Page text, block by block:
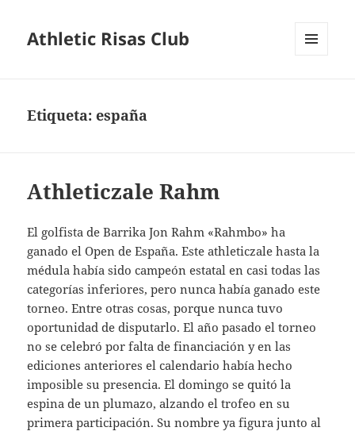
Athletic Risas Club
Etiqueta:españa
Athleticzale Rahm
El golfista de Barrika Jon Rahm «Rahmbo» ha
ganado el Open de España. Este athleticzale hasta la
médula había sido campeón estatal en casi todas las
categorías inferiores, pero nunca había ganado este
torneo. Entre otras cosas, porque nunca tuvo
oportunidad de disputarlo. El año pasado el torneo
no se celebró por falta de financiación y en las
ediciones anteriores el calendario había hecho
imposible su presencia. El domingo se quitó la
espina de un plumazo, alzando el trofeo en su
primera participación. Su nombre ya figura junto al